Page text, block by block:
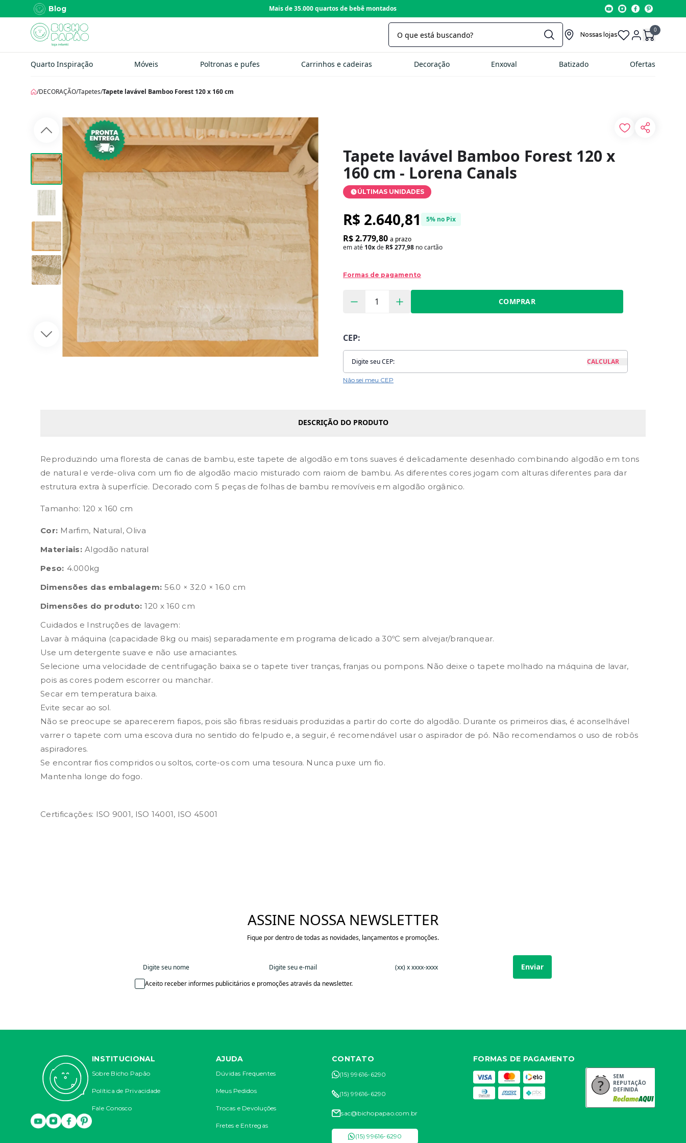
Blog Loja com 22 anos de tradição
Nossas lojas
0
Quarto Inspiração Móveis Poltronas e pufes Carrinhos e cadeiras Decoração Enxoval Batizado Ofertas
/DECORAÇÃO/Tapetes/Tapete lavável Bamboo Forest 120 x 160 cm
Tapete lavável Bamboo Forest 120 x
160 cm - Lorena Canals
ÚLTIMAS UNIDADES
R$ 2.640,81 5% no Pix
R$ 2.779,80 a prazo
em até 10xde R$ 277,98 no cartão
Formas de pagamento
COMPRAR
CEP:
Não sei meu CEP
DESCRIÇÃO DO PRODUTO
Reproduzindo uma floresta de canas de bambu, este tapete de algodão em tons suaves é delicadamente desenhado combinando algodão em tons
de natural e verde-oliva com um fio de algodão macio misturado com raiom de bambu. As diferentes cores jogam com alturas diferentes para dar
estrutura extra à superfície. Decorado com 5 peças de folhas de bambu removíveis em algodão orgânico.
Tamanho: 120 x 160 cm
Cor: Marfim, Natural, Oliva
Materiais: Algodão natural
Peso: 4.000kg
Dimensões das embalagem: 56.0 × 32.0 × 16.0 cm
Dimensões do produto: 120 x 160 cm
Cuidados e Instruções de lavagem:
Lavar à máquina (capacidade 8kg ou mais) separadamente em programa delicado a 30ºC sem alvejar/branquear.
Use um detergente suave e não use amaciantes.
Selecione uma velocidade de centrifugação baixa se o tapete tiver tranças, franjas ou pompons. Não deixe o tapete molhado na máquina de lavar,
pois as cores podem escorrer ou manchar.
Secar em temperatura baixa.
Evite secar ao sol.
Não se preocupe se aparecerem fiapos, pois são fibras residuais produzidas a partir do corte do algodão. Durante os primeiros dias, é aconselhável
varrer o tapete com uma escova dura no sentido do felpudo e, a seguir, é recomendável usar o aspirador de pó. Não recomendamos o uso de robôs
aspiradores.
Se encontrar fios compridos ou soltos, corte-os com uma tesoura. Nunca puxe um fio.
Mantenha longe do fogo.
Certificações: ISO 9001, ISO 14001, ISO 45001
ASSINE NOSSA NEWSLETTER
Fique por dentro de todas as novidades, lançamentos e promoções.
Enviar
Aceito receber informes publicitários e promoções através da newsletter.
INSTITUCIONAL
Sobre Bicho Papão
Política de Privacidade
Fale Conosco
AJUDA
Dúvidas Frequentes
Meus Pedidos
Trocas e Devoluções
Fretes e Entregas
CONTATO
(15) 99616-6290
(15) 99616-6290
sac@bichopapao.com.br
(15) 99616-6290
FORMAS DE PAGAMENTO
SEM
REPUTAÇÃO
DEFINIDA